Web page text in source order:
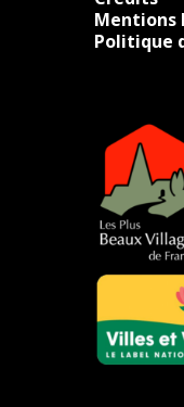
Mentions
Politique